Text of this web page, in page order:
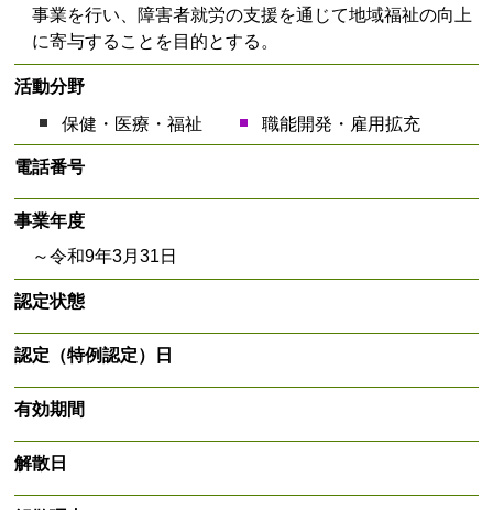
事業を行い、障害者就労の支援を通じて地域福祉の向上
に寄与することを目的とする。
活動分野
保健・医療・福祉 職能開発・雇用拡充
電話番号
事業年度
～令和9年3月31日
認定状態
認定（特例認定）日
有効期間
解散日